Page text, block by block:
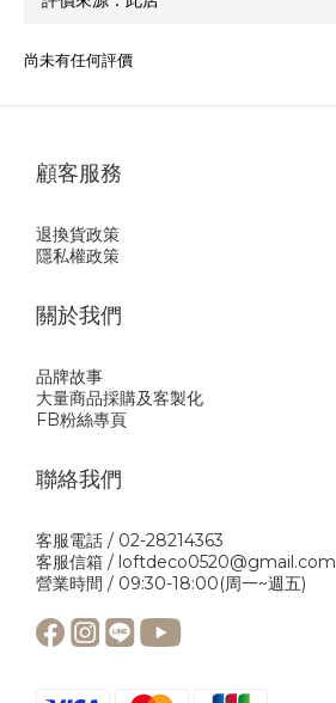
尚未有任何評價
顧客服務
退換貨政策
隱私權政策
關於我們
品牌故事
大量商品採購及客製化
FB粉絲專頁
聯絡我們
客服電話 / 02-28214363
客服信箱 / loftdeco0520@gmail.com
營業時間 / 09:30-18:00(周一~週五)